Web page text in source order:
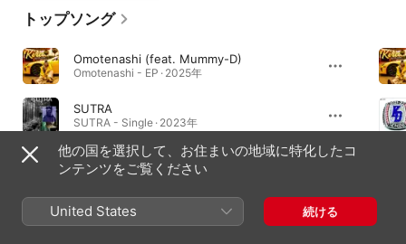
トップソング
Omotenashi (feat. Mummy-D)
Omotenashi - EP · 2025年
SUTRA
SUTRA - Single · 2023年
BORN AGAIN
BORN AGAIN - Single · 2023年
他の国を選択して、お住まいの地域に特化したコ
ンテンツをご覧ください
United States 続ける